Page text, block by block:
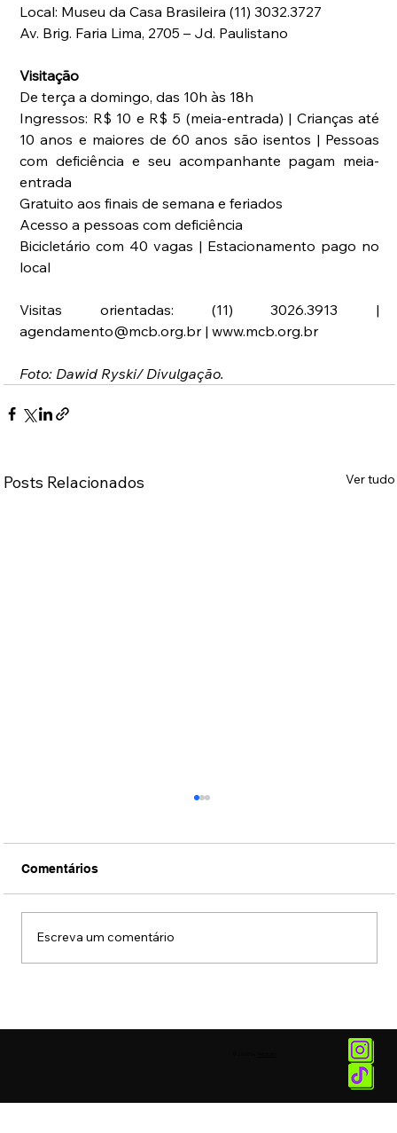
Local: Museu da Casa Brasileira (11) 3032.3727
Av. Brig. Faria Lima, 2705 – Jd. Paulistano
Visitação
De terça a domingo, das 10h às 18h
Ingressos: R$ 10 e R$ 5 (meia-entrada) | Crianças até
10 anos e maiores de 60 anos são isentos | Pessoas
com deficiência e seu acompanhante pagam meia-
entrada
Gratuito aos finais de semana e feriados
Acesso a pessoas com deficiência
Bicicletário com 40 vagas | Estacionamento pago no
local
Visitas orientadas: (11) 3026.3913 |
agendamento@mcb.org.br | www.mcb.org.br
Foto: Dawid Ryski/ Divulgação.
Posts Relacionados Ver tudo
Comentários
Escreva um comentário